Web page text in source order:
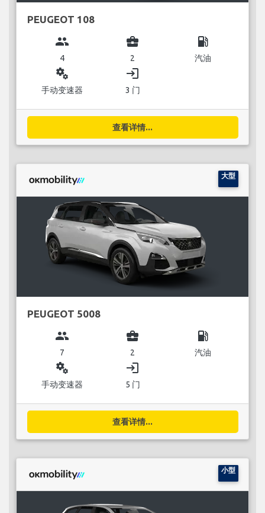
PEUGEOT 108
group
4
business_center
2
local_gas_station
汽油
miscellaneous_services
手动变速器
login
3 门
查看详情...
大型
PEUGEOT 5008
group
7
business_center
2
local_gas_station
汽油
miscellaneous_services
手动变速器
login
5 门
查看详情...
小型